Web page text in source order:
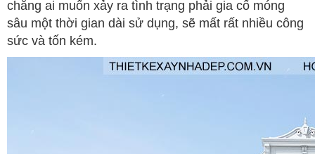
chẳng ai muốn xảy ra tình trạng phải gia cố móng
sâu một thời gian dài sử dụng, sẽ mất rất nhiều công
sức và tốn kém.